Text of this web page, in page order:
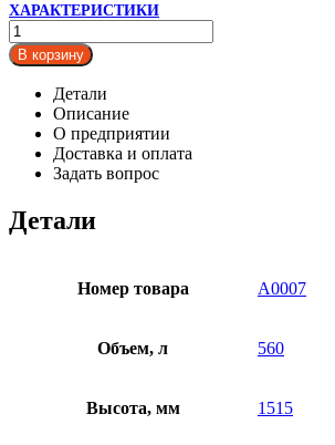
ХАРАКТЕРИСТИКИ
В корзину
Детали
Описание
О предприятии
Доставка и оплата
Задать вопрос
Детали
Номер товара A0007
Объем, л 560
Высота, мм 1515